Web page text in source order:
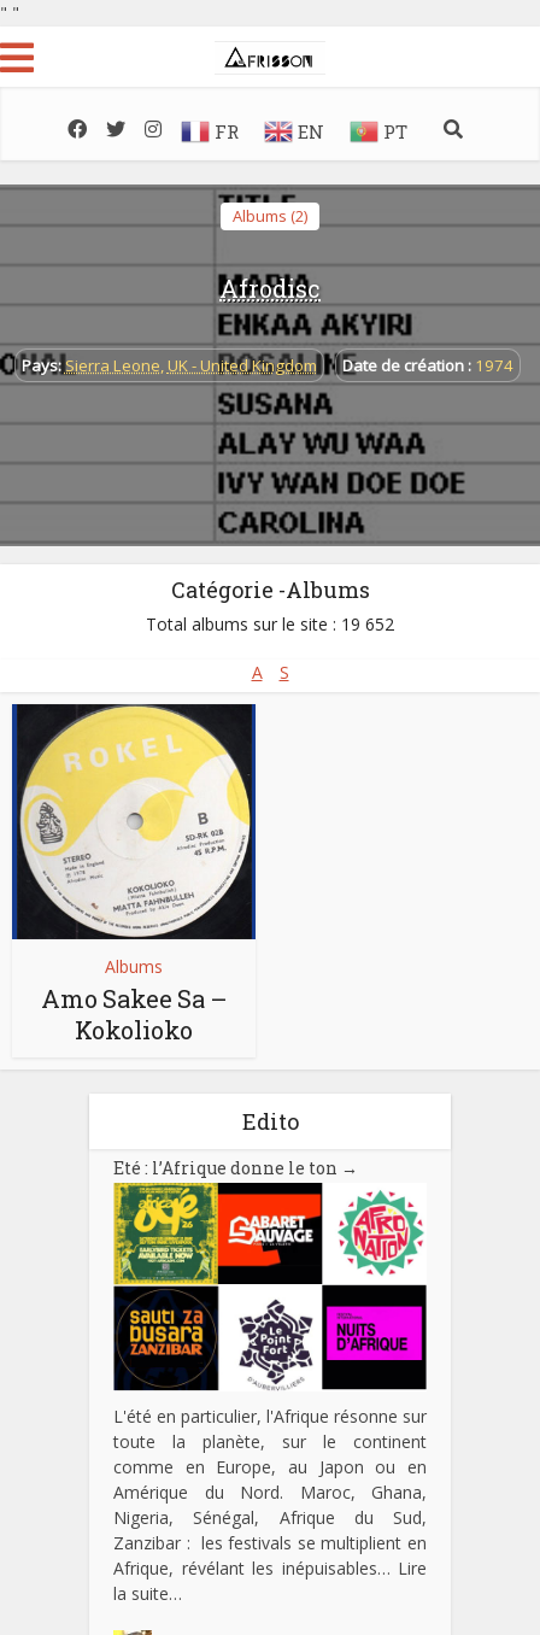
" "
FR EN PT
Albums (2)
Afrodisc
Pays: Sierra Leone, UK - United Kingdom Date de création : 1974
Catégorie -Albums
Total albums sur le site : 19 652
A S
Albums
Amo Sakee Sa –
Kokolioko
Edito
Eté : l’Afrique donne le ton →
L'été en particulier, l'Afrique résonne sur
toute la planète, sur le continent
comme en Europe, au Japon ou en
Amérique du Nord. Maroc, Ghana,
Nigeria, Sénégal, Afrique du Sud,
Zanzibar : les festivals se multiplient en
Afrique, révélant les inépuisables… Lire
la suite…